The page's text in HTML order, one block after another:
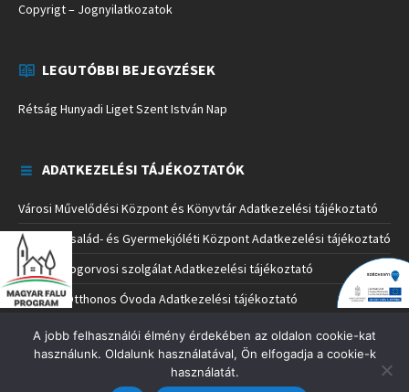
Copyrigt – Jognyilatkozatok
LEGUTÓBBI BEJEGYZÉSEK
Rétság Hunyadi Liget Szent István Nap
ADATKEZELÉSI TÁJÉKOZTATÓK
Városi Művelődési Központ és Könyvtár Adatkezelési tájékoztató
Rétsági Család- és Gyermekjóléti Központ Adatkezelési tájékoztató
Rétsági Fogorvosi szolgálat Adatkezelési tájékoztató
Napközi Otthonos Óvoda Adatkezelési tájékoztató
Rétság Városi Önkormányzat Polgármesteri Hivatala Adatkezelési
tájékoztató
RÉTSÁGI MINIMANÓ BÖLCSŐDE Adatkezelési tájékoztató
A jobb felhasználói élmény érdekében az oldalon cookie-kat
használunk. Oldalunk használatával, Ön elfogadja a cookie-k
használatát.